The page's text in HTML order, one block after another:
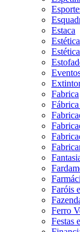
Estaca
Estética
Estética
Fabrica
Faróis
Ferro
Festas